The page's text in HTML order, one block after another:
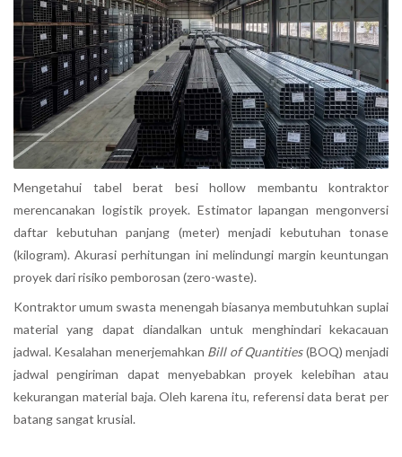
Mengetahui tabel berat besi hollow membantu kontraktor
merencanakan logistik proyek. Estimator lapangan mengonversi
daftar kebutuhan panjang (meter) menjadi kebutuhan tonase
(kilogram). Akurasi perhitungan ini melindungi margin keuntungan
proyek dari risiko pemborosan (zero-waste).
Kontraktor umum swasta menengah biasanya membutuhkan suplai
material yang dapat diandalkan untuk menghindari kekacauan
jadwal. Kesalahan menerjemahkan Bill of Quantities(BOQ) menjadi
jadwal pengiriman dapat menyebabkan proyek kelebihan atau
kekurangan material baja. Oleh karena itu, referensi data berat per
batang sangat krusial.